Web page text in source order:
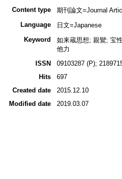
Content type
期刊論文=Journal
Language
日文=Japanese
Keyword
如来蔵思想; 親鸞; 宝
他力
ISSN
09103287 (P);
Hits
697
Created date
2015.12.10
Modified date
2019.03.07